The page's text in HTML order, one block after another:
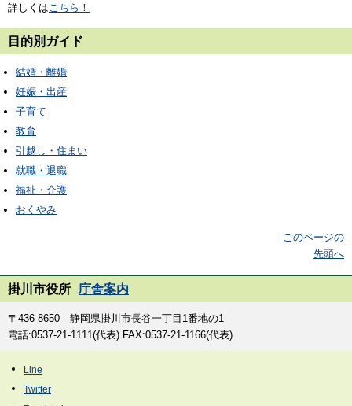
詳しくは こちら！
目的別ガイド
結婚・離婚
妊娠・出産
子育て
教育
引越し・住まい
就職・退職
福祉・介護
おくやみ
このページの
先頭へ
掛川市役所 庁舎案内
〒436-8650 静岡県掛川市長谷一丁目1番地の1
電話:0537-21-1111(代表) FAX:0537-21-1166(代表)